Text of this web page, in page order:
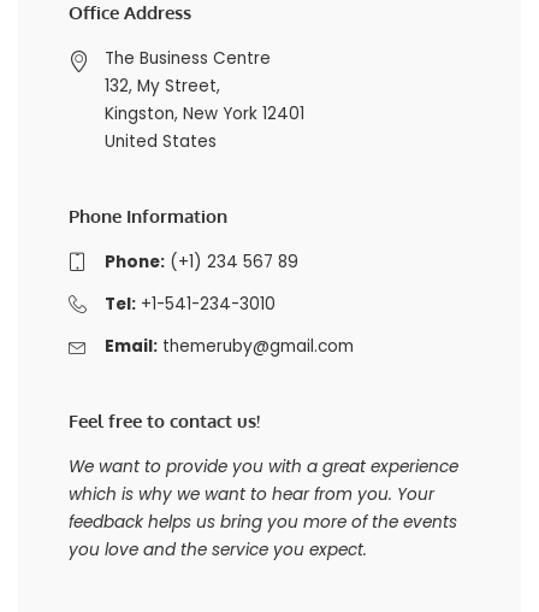
Office Address
The Business Centre
132, My Street,
Kingston, New York 12401
United States
Phone Information
Phone:(+1) 234 567 89
Tel:+1-541-234-3010
Email: themeruby@gmail.com
Feel free to contact us!
We want to provide you with a great experience
which is why we want to hear from you. Your
feedback helps us bring you more of the events
you love and the service you expect.